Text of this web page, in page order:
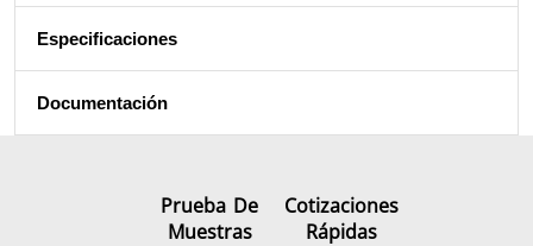
Generador y
Generadores
Especificaciones
Documentación
Prueba De
Muestras
Cotizaciones
Rápidas